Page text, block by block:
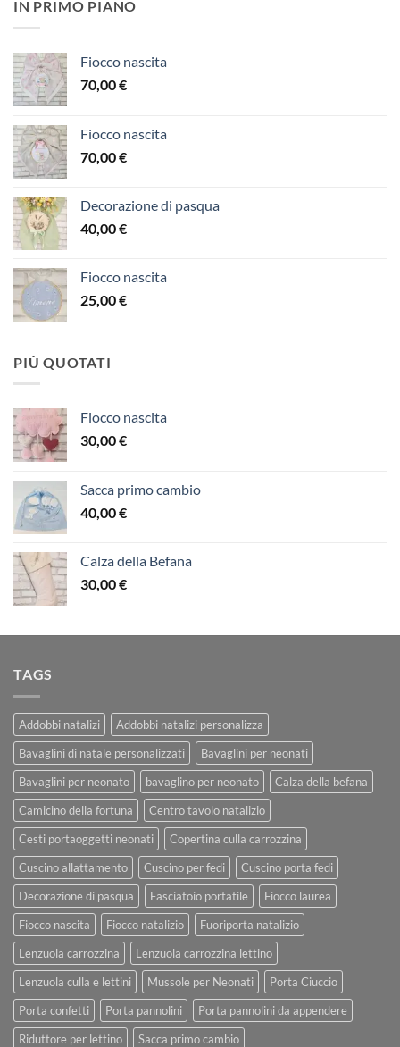
IN PRIMO PIANO
Fiocco nascita
70,00€
Fiocco nascita
70,00€
Decorazione di pasqua
40,00€
Fiocco nascita
25,00€
PIÙ QUOTATI
Fiocco nascita
30,00€
Sacca primo cambio
40,00€
Calza della Befana
30,00€
TAGS
Addobbi natalizi
Addobbi natalizi personalizza
Bavaglini di natale personalizzati
Bavaglini per neonati
Bavaglini per neonato
bavaglino per neonato
Calza della befana
Camicino della fortuna
Centro tavolo natalizio
Cesti portaoggetti neonati
Copertina culla carrozzina
Cuscino allattamento
Cuscino per fedi
Cuscino porta fedi
Decorazione di pasqua
Fasciatoio portatile
Fiocco laurea
Fiocco nascita
Fiocco natalizio
Fuoriporta natalizio
Lenzuola carrozzina
Lenzuola carrozzina lettino
Lenzuola culla e lettini
Mussole per Neonati
Porta Ciuccio
Porta confetti
Porta pannolini
Porta pannolini da appendere
Riduttore per lettino
Sacca primo cambio